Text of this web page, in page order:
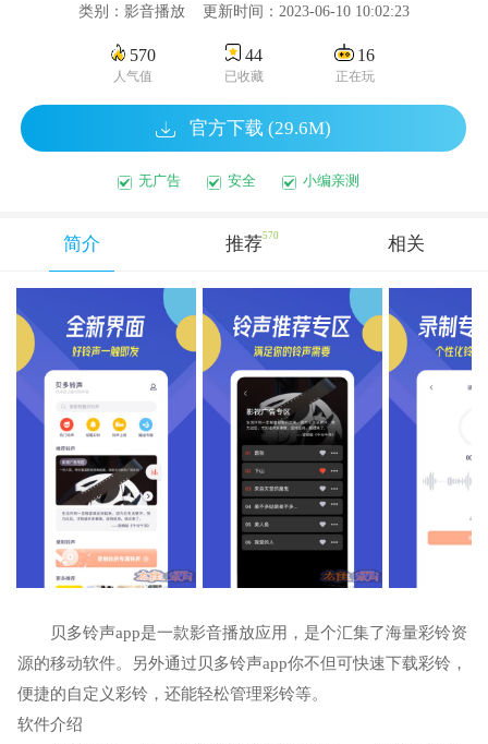
类别：影音播放 更新时间：2023-06-10 10:02:23
570
人气值
44
已收藏
16
正在玩
官方下载 (29.6M)
无广告 安全 小编亲测
简介 推荐570 相关
贝多铃声app是一款影音播放应用，是个汇集了海量彩铃资
源的移动软件。另外通过贝多铃声app你不但可快速下载彩铃，
便捷的自定义彩铃，还能轻松管理彩铃等。
软件介绍